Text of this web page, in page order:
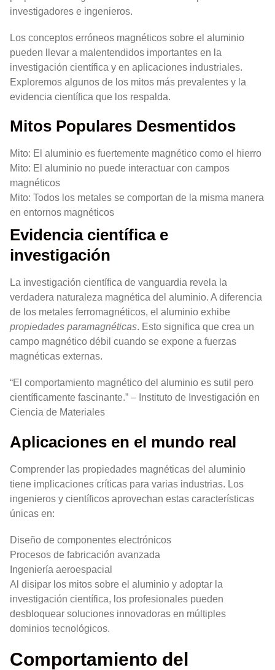
investigadores e ingenieros.
Los conceptos erróneos magnéticos sobre el aluminio
pueden llevar a malentendidos importantes en la
investigación científica y en aplicaciones industriales.
Exploremos algunos de los mitos más prevalentes y la
evidencia científica que los respalda.
Mitos Populares Desmentidos
Mito: El aluminio es fuertemente magnético como el hierro
Mito: El aluminio no puede interactuar con campos
magnéticos
Mito: Todos los metales se comportan de la misma manera
en entornos magnéticos
Evidencia científica e
investigación
La investigación científica de vanguardia revela la
verdadera naturaleza magnética del aluminio. A diferencia
de los metales ferromagnéticos, el aluminio exhibe
propiedades paramagnéticas. Esto significa que crea un
campo magnético débil cuando se expone a fuerzas
magnéticas externas.
“El comportamiento magnético del aluminio es sutil pero
científicamente fascinante.” – Instituto de Investigación en
Ciencia de Materiales
Aplicaciones en el mundo real
Comprender las propiedades magnéticas del aluminio
tiene implicaciones críticas para varias industrias. Los
ingenieros y científicos aprovechan estas características
únicas en:
Diseño de componentes electrónicos
Procesos de fabricación avanzada
Ingeniería aeroespacial
Al disipar los mitos sobre el aluminio y adoptar la
investigación científica, los profesionales pueden
desbloquear soluciones innovadoras en múltiples
dominios tecnológicos.
Comportamiento del